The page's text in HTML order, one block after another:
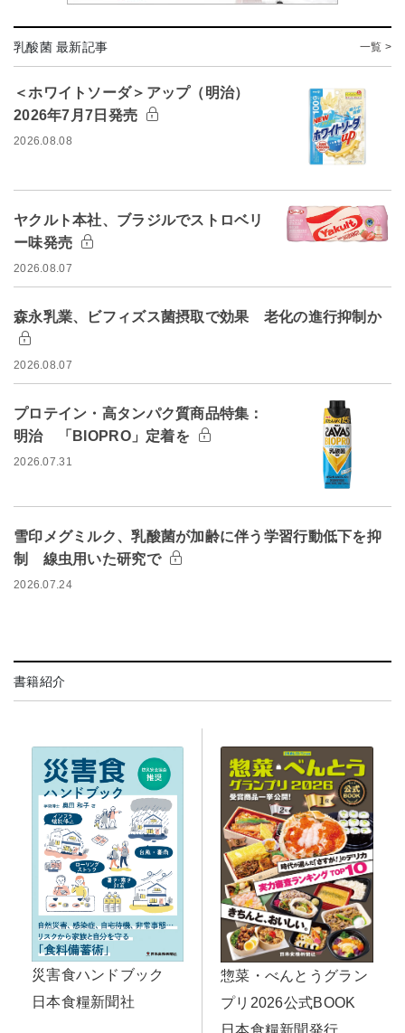
乳酸菌 最新記事 一覧 >
＜ホワイトソーダ＞アップ（明治）
2026年7月7日発売
2026.08.08
ヤクルト本社、ブラジルでストロベリ
ー味発売
2026.08.07
森永乳業、ビフィズス菌摂取で効果 老化の進行抑制か
2026.08.07
プロテイン・高タンパク質商品特集：
明治 「BIOPRO」定着を
2026.07.31
雪印メグミルク、乳酸菌が加齢に伴う学習行動低下を抑
制 線虫用いた研究で
2026.07.24
書籍紹介
災害食ハンドブック
日本食糧新聞社
惣菜・べんとうグラン
プリ2026公式BOOK
日本食糧新聞発行